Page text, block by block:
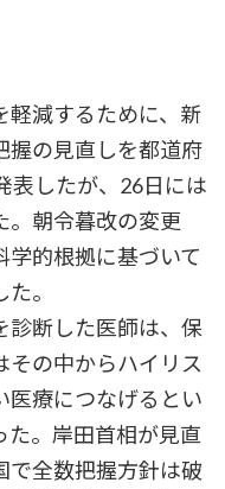
減するために、新
握の見直しを都道府
表したが、26日には
。朝令暮改の変更
学的根拠に基づいて
。
断した医師は、保
その中からハイリス
医療につなげるとい
た。岸田首相が見直
で全数把握方針は破